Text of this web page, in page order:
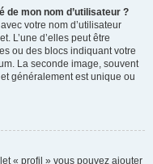
mon nom d’utilisateur ?
votre nom d’utilisateur
L’une d’elles peut être
ou des blocs indiquant votre
La seconde image, souvent
généralement est unique ou
« profil » vous pouvez ajouter